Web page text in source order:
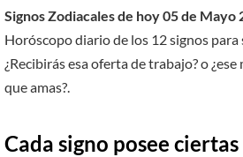
Signos Zodiacales de hoy 05 de Mayo
Horóscopo diario de los 12 signos para
¿Recibirás esa oferta de trabajo? o
que amas?.
Cada signo posee ciertas